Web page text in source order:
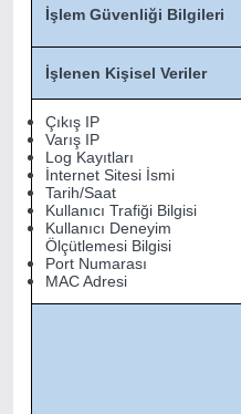
İşlem Güvenliği Bilgileri
İşlenen Kişisel Veriler
Çıkış IP
Varış IP
Log Kayıtları
İnternet Sitesi İsmi
Tarih/Saat
Kullanıcı Trafiği Bilgisi
Kullanıcı Deneyim
Ölçütlemesi Bilgisi
Port Numarası
MAC Adresi